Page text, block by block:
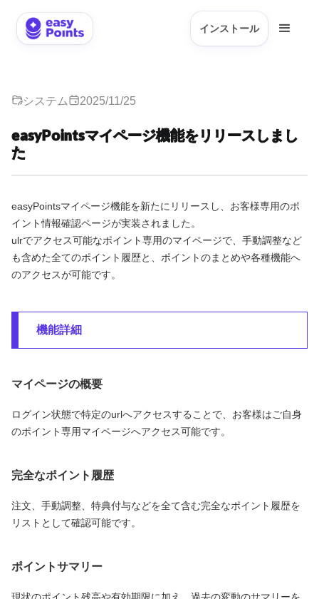
インストール
システム 2025/11/25
easyPointsマイページ機能をリリースしまし
た
easyPointsマイページ機能を新たにリリースし、お客様専用のポ
イント情報確認ページが実装されました。
ulrでアクセス可能なポイント専用のマイページで、手動調整など
も含めた全てのポイント履歴と、ポイントのまとめや各種機能へ
のアクセスが可能です。
機能詳細
マイページの概要
ログイン状態で特定のurlへアクセスすることで、お客様はご自身
のポイント専用マイページへアクセス可能です。
完全なポイント履歴
注文、手動調整、特典付与などを全て含む完全なポイント履歴を
リストとして確認可能です。
ポイントサマリー